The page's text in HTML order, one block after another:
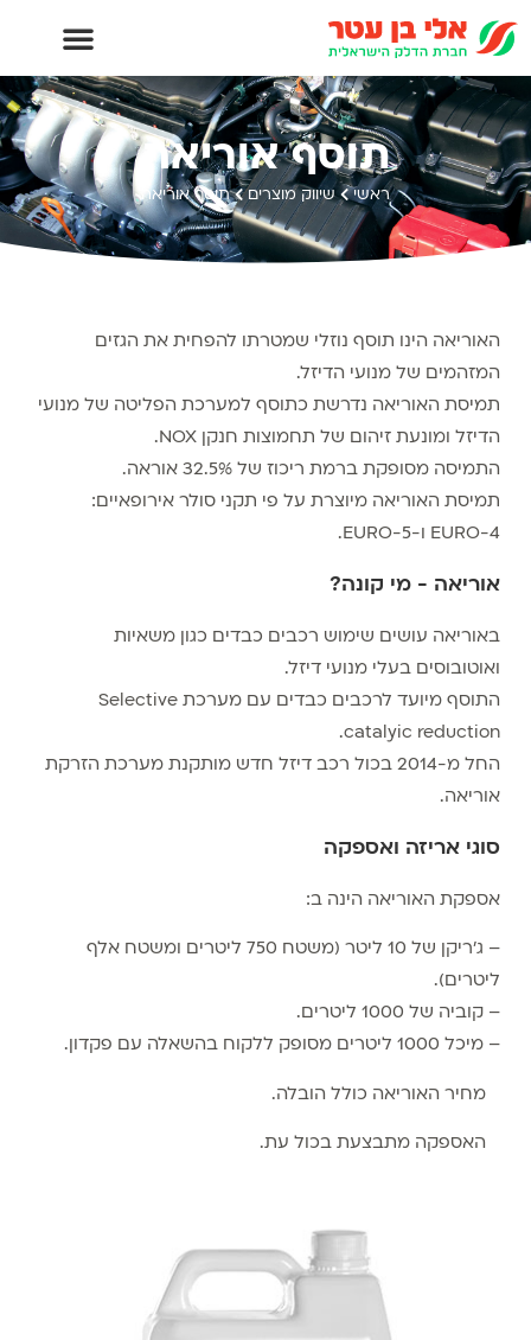
תוסף אוריאה
ראשי שיווק מוצרים תוסף אוריאה
האוריאה הינו תוסף נוזלי שמטרתו להפחית את הגזים
המזהמים של מנועי הדיזל.
תמיסת האוריאה נדרשת כתוסף למערכת הפליטה של מנועי
הדיזל ומונעת זיהום של תחמוצות חנקן NOX.
התמיסה מסופקת ברמת ריכוז של 32.5% אוראה.
תמיסת האוריאה מיוצרת על פי תקני סולר אירופאיים:
EURO-4 ו-EURO-5.
אוריאה - מי קונה?
באוריאה עושים שימוש רכבים כבדים כגון משאיות
ואוטובוסים בעלי מנועי דיזל.
התוסף מיועד לרכבים כבדים עם מערכת Selective
catalyic reduction.
החל מ-2014 בכול רכב דיזל חדש מותקנת מערכת הזרקת
אוריאה.
סוגי אריזה ואספקה
אספקת האוריאה הינה ב:
– ג'ריקן של 10 ליטר (משטח 750 ליטרים ומשטח אלף
ליטרים).
– קוביה של 1000 ליטרים.
– מיכל 1000 ליטרים מסופק ללקוח בהשאלה עם פקדון.
מחיר האוריאה כולל הובלה.
האספקה מתבצעת בכול עת.